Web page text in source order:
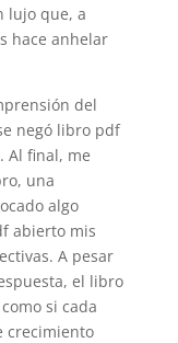
lujo que, a
hace anhelar
del
negó libro pdf
Al final, me
una
algo
abierto mis
A pesar
el libro
si cada
crecimiento